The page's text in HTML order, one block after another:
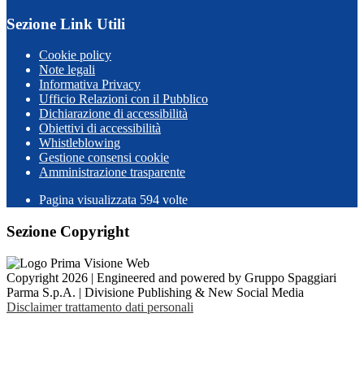
Sezione Link Utili
Cookie policy
Note legali
Informativa Privacy
Ufficio Relazioni con il Pubblico
Dichiarazione di accessibilità
Obiettivi di accessibilità
Whistleblowing
Gestione consensi cookie
Amministrazione trasparente
Pagina visualizzata 594 volte
Sezione Copyright
Copyright 2026 | Engineered and powered by Gruppo Spaggiari
Parma S.p.A. | Divisione Publishing & New Social Media
Disclaimer trattamento dati personali